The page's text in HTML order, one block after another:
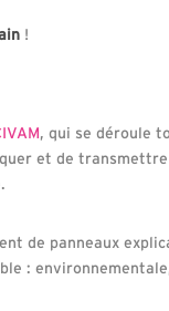
!
, qui se déroule
et de
de panneaux
: